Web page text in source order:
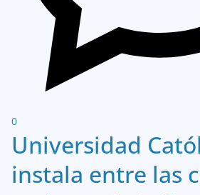
0
Universidad
instala entre las